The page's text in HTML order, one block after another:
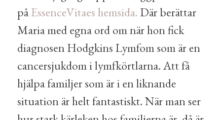
påEssenceVitaes hemsida.Där berättar
Maria med egna ord om när hon fick
diagnosen Hodgkins Lymfom som är en
cancersjukdom i lymfkörtlarna. Att få
hjälpa familjer som är i en liknande
situation är helt fantastiskt. När man ser